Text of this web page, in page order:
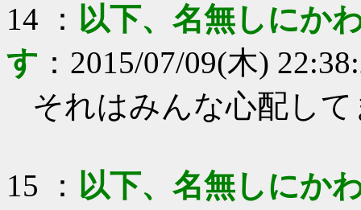
14 ： 以下、名無しにか
す ： 2015/07/09(木)
それはみんな心配し
15 ： 以下、名無しにか